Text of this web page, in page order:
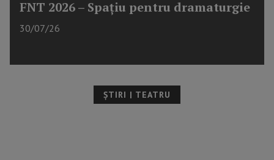
FNT 2026 – Spațiu pentru dramaturgie
30/07/26
ȘTIRI | TEATRU